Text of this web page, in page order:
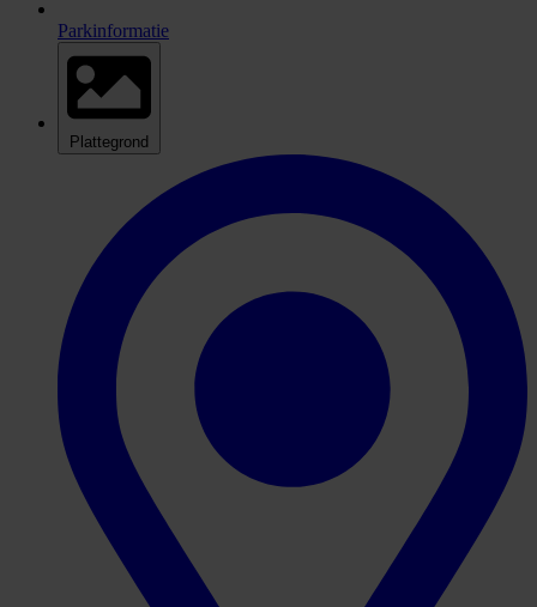
Parkinformatie
Plattegrond